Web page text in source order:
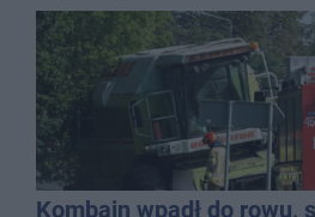
Kombajn wpadł do rowu,